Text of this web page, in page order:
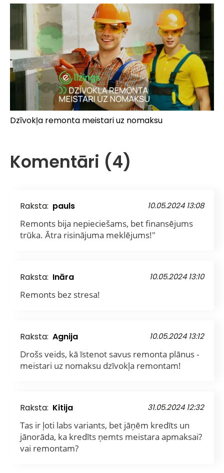
Dzīvokļa remonta meistari uz nomaksu
Komentāri (4)
Raksta: pauls 10.05.2024 13:08
Remonts bija nepieciešams, bet finansējums
trūka. Ātra risinājuma meklējums!"
Raksta: Ināra 10.05.2024 13:10
Remonts bez stresa!
Raksta: Agnija 10.05.2024 13:12
Drošs veids, kā īstenot savus remonta plānus -
meistari uz nomaksu dzīvokļa remontam!
Raksta: Kitija 31.05.2024 12:32
Tas ir ļoti labs variants, bet jāņēm kredīts un
jānorāda, ka kredīts ņemts meistara apmaksai?
vai remontam?